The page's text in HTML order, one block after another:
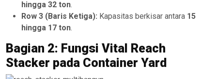
hingga 32 ton.
Row 3 (Baris Ketiga): Kapasitas berkisar antara 15
hingga 17 ton.
Bagian 2: Fungsi Vital Reach
Stacker pada Container Yard